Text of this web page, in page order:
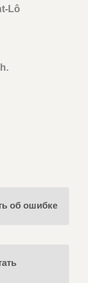
Lô
об ошибке